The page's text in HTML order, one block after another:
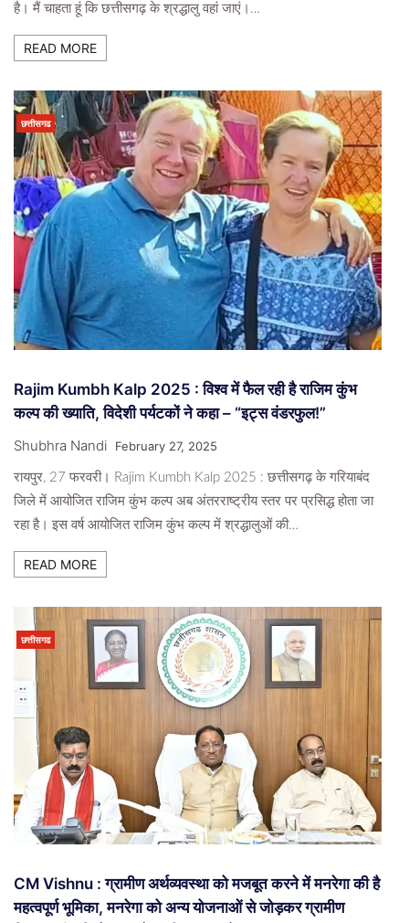
है। मैं चाहता हूं कि छत्तीसगढ़ के श्रद्धालु वहां जाएं।…
READ MORE
छत्तीसगढ
Rajim Kumbh Kalp 2025 : विश्व में फैल रही है राजिम कुंभ
कल्प की ख्याति, विदेशी पर्यटकों ने कहा – “इट्स वंडरफुल!”
Shubhra Nandi February 27, 2025
रायपुर, 27 फरवरी। Rajim Kumbh Kalp 2025 : छत्तीसगढ़ के गरियाबंद
जिले में आयोजित राजिम कुंभ कल्प अब अंतरराष्ट्रीय स्तर पर प्रसिद्ध होता जा
रहा है। इस वर्ष आयोजित राजिम कुंभ कल्प में श्रद्धालुओं की…
READ MORE
छत्तीसगढ
CM Vishnu : ग्रामीण अर्थव्यवस्था को मजबूत करने में मनरेगा की है
महत्वपूर्ण भूमिका, मनरेगा को अन्य योजनाओं से जोड़कर ग्रामीण